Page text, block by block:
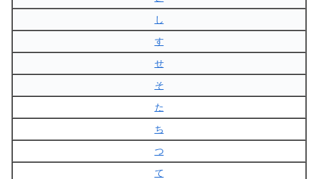
し
す
せ
そ
た
ち
つ
て